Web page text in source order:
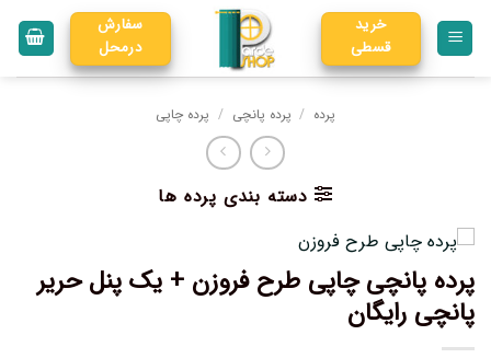
خرید
قسطی
سفارش
درمحل
پرده / پرده پانچی / پرده چاپی
دسته بندی پرده ها
پرده پانچی چاپی طرح فروزن + یک پنل حریر
پانچی رایگان